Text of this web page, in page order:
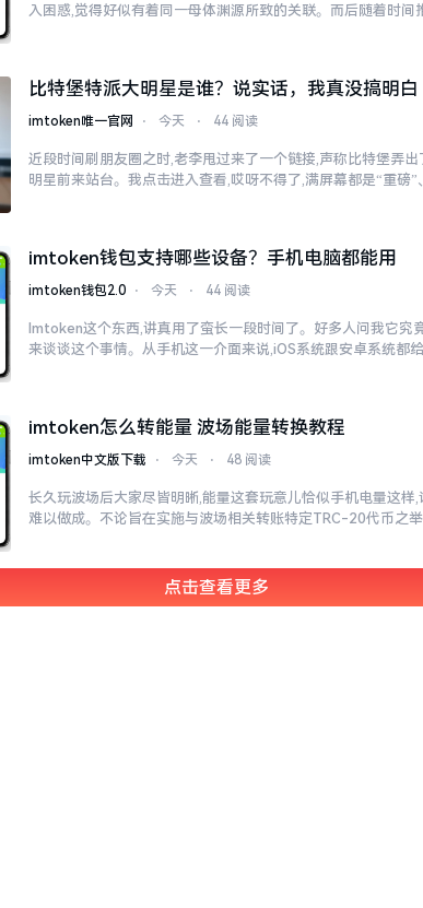
入困惑,觉得好似有着同一母体渊源所致的关联。而后随着时间
比特堡特派大明星是谁？说实话，我真没搞明白
imtoken唯一官网 ⋅ 今天 ⋅ 44 阅读
近段时间刷朋友圈之时,老李甩过来了一个链接,声称比特堡弄
明星前来站台。我点击进入查看,哎呀不得了,满屏幕都是“重磅”
imtoken钱包支持哪些设备？手机电脑都能用
imtoken钱包2.0 ⋅ 今天 ⋅ 44 阅读
Imtoken这个东西,讲真用了蛮长一段时间了。好多人问我它究
来谈谈这个事情。从手机这一介面来说,iOS系统跟安卓系统都
imtoken怎么转能量 波场能量转换教程
imtoken中文版下载 ⋅ 今天 ⋅ 48 阅读
长久玩波场后大家尽皆明晰,能量这套玩意儿恰似手机电量这样
难以做成。不论旨在实施与波场相关转账特定TRC-20代币之举
点击查看更多